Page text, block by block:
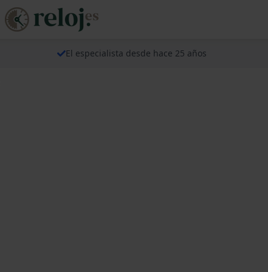
El especialista desde hace 25 años